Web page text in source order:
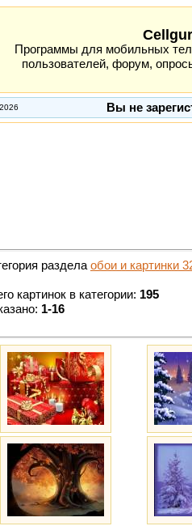
Программы для мобильных
пользователей, форум,
Вы не
раздела обои и картинки
картинок в категории: 195
1-16